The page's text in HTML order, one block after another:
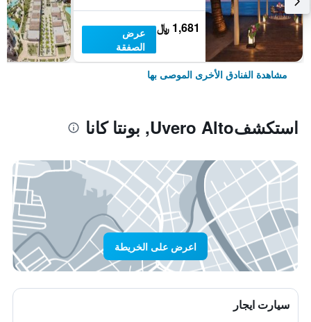
1,681 ﷼
عرض
الصفقة
مشاهدة الفنادق الأخرى الموصى بها
استكشفUvero Alto, بونتا كانا
اعرض على الخريطة
سيارت ايجار